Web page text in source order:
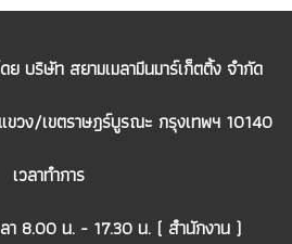
บริษัท สยามเมลามีนมาร์เก็ตติ้ง จำกัด
วง/เขตราษฎร์บูรณะ กรุงเทพฯ 10140
เวลาทำการ
า 8.00 น. - 17.30 น. ( สำนักงาน )